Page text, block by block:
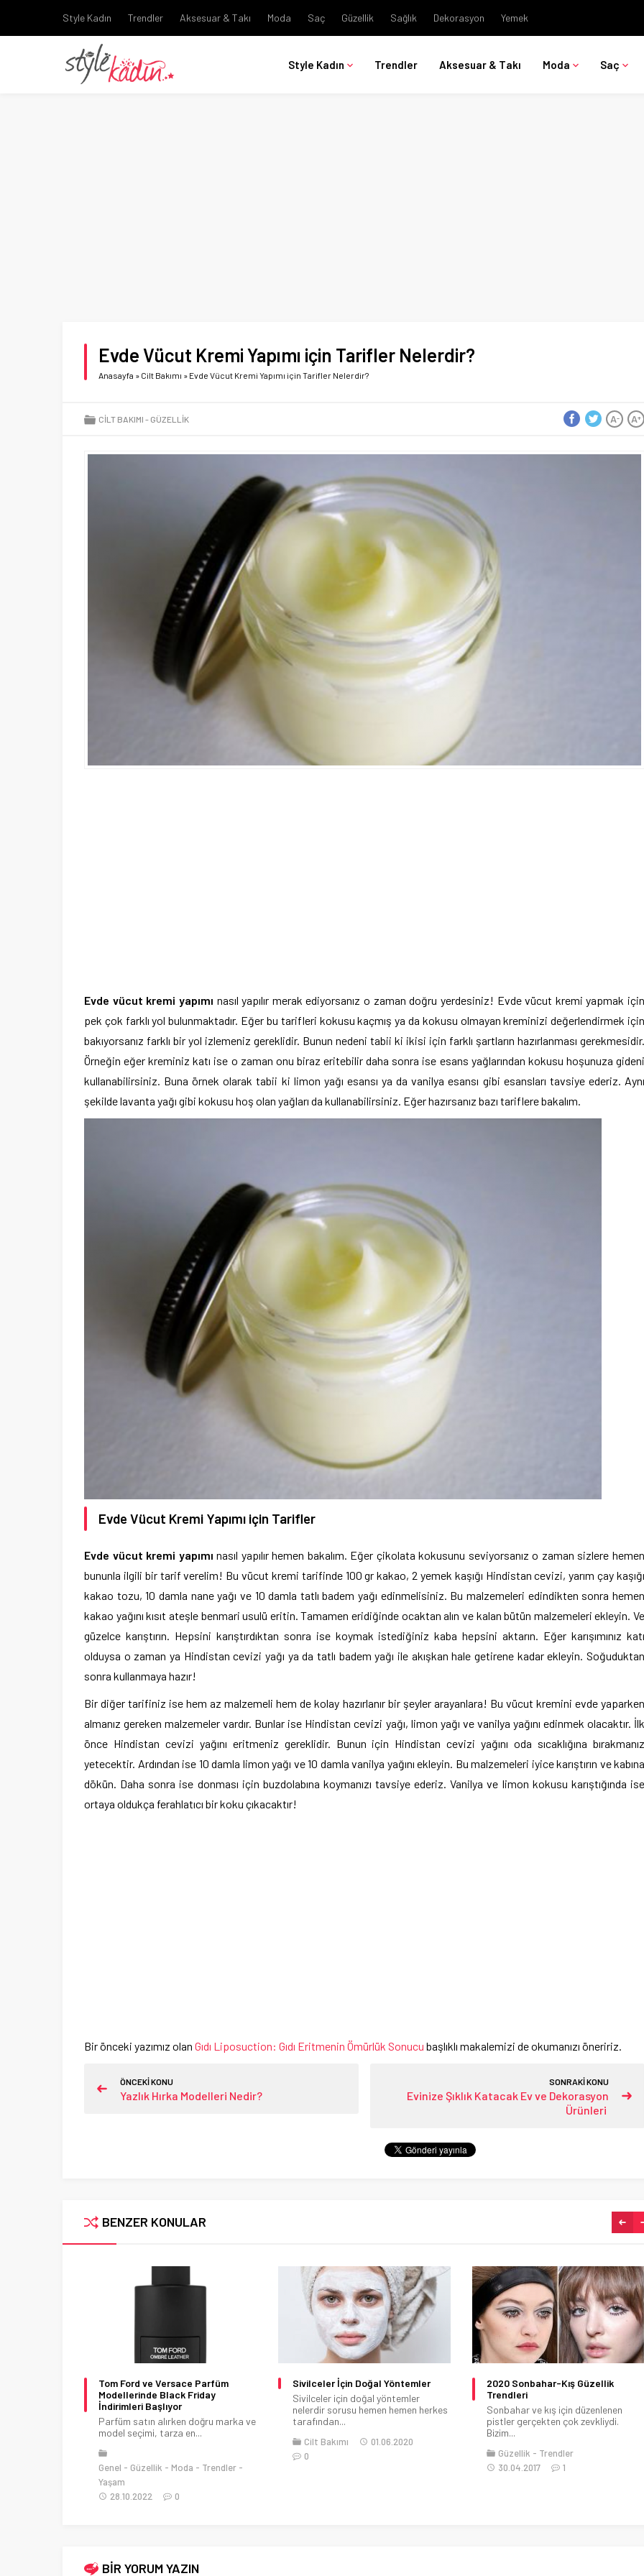
Style Kadın Trendler Aksesuar & Takı Moda Saç Güzellik Sağlık Dekorasyon Yemek
Style Kadın Trendler Aksesuar & Takı Moda Saç
Evde Vücut Kremi Yapımı için Tarifler Nelerdir?
Anasayfa » Cilt Bakımı » Evde Vücut Kremi Yapımı için Tarifler Nelerdir?
CILT BAKIMI GÜZELLIK A+
A-
Evde vücut kremi yapımı nasıl yapılır merak ediyorsanız o zaman doğru yerdesiniz! Evde vücut kremi yapmak için
pek çok farklı yol bulunmaktadır. Eğer bu tarifleri kokusu kaçmış ya da kokusu olmayan kreminizi değerlendirmek için
bakıyorsanız farklı bir yol izlemeniz gereklidir. Bunun nedeni tabii ki ikisi için farklı şartların hazırlanması gerekmesidir.
Örneğin eğer kreminiz katı ise o zaman onu biraz eritebilir daha sonra ise esans yağlarından kokusu hoşunuza gideni
kullanabilirsiniz. Buna örnek olarak tabii ki limon yağı esansı ya da vanilya esansı gibi esansları tavsiye ederiz. Aynı
şekilde lavanta yağı gibi kokusu hoş olan yağları da kullanabilirsiniz. Eğer hazırsanız bazı tariflere bakalım.
Evde Vücut Kremi Yapımı için Tarifler
Evde vücut kremi yapımınasıl yapılır hemen bakalım. Eğer çikolata kokusunu seviyorsanız o zaman sizlere hemen
bununla ilgili bir tarif verelim! Bu vücut kremi tarifinde 100 gr kakao, 2 yemek kaşığı Hindistan cevizi, yarım çay kaşığı
kakao tozu, 10 damla nane yağı ve 10 damla tatlı badem yağı edinmelisiniz. Bu malzemeleri edindikten sonra hemen
kakao yağını kısıt ateşle benmari usulü eritin. Tamamen eridiğinde ocaktan alın ve kalan bütün malzemeleri ekleyin. Ve
güzelce karıştırın. Hepsini karıştırdıktan sonra ise koymak istediğiniz kaba hepsini aktarın. Eğer karışımınız katı
olduysa o zaman ya Hindistan cevizi yağı ya da tatlı badem yağı ile akışkan hale getirene kadar ekleyin. Soğuduktan
sonra kullanmaya hazır!
Bir diğer tarifiniz ise hem az malzemeli hem de kolay hazırlanır bir şeyler arayanlara! Bu vücut kremini evde yaparken
almanız gereken malzemeler vardır. Bunlar ise Hindistan cevizi yağı, limon yağı ve vanilya yağını edinmek olacaktır. İlk
önce Hindistan cevizi yağını eritmeniz gereklidir. Bunun için Hindistan cevizi yağını oda sıcaklığına bırakmanız
yetecektir. Ardından ise 10 damla limon yağı ve 10 damla vanilya yağını ekleyin. Bu malzemeleri iyice karıştırın ve kabına
dökün. Daha sonra ise donması için buzdolabına koymanızı tavsiye ederiz. Vanilya ve limon kokusu karıştığında ise
ortaya oldukça ferahlatıcı bir koku çıkacaktır!
Bir önceki yazımız olan Gıdı Liposuction: Gıdı Eritmenin Ömürlük Sonucu başlıklı makalemizi de okumanızı öneririz.
ÖNCEKİ KONU
Yazlık Hırka Modelleri Nedir?
SONRAKİ KONU
Evinize Şıklık Katacak Ev ve Dekorasyon
Ürünleri
BENZER KONULAR
Tom Ford ve Versace Parfüm
Modellerinde Black Friday
İndirimleri Başlıyor
Parfüm satın alırken doğru marka ve
model seçimi, tarza en...
Genel Güzellik Moda
Trendler
Yaşam
28.10.2022
0
Sivilceler İçin Doğal Yöntemler
Sivilceler için doğal yöntemler
nelerdir sorusu hemen hemen herkes
tarafından...
Cilt Bakımı
01.06.2020
0
2020 Sonbahar-Kış Güzellik
Trendleri
Sonbahar ve kış için düzenlenen
pistler gerçekten çok zevkliydi.
Bizim...
Güzellik
Trendler
30.04.2017
1
BİR YORUM YAZIN